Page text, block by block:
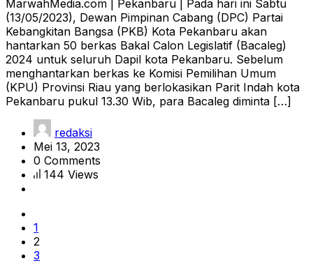
MarwahMedia.com | Pekanbaru | Pada hari ini Sabtu
(13/05/2023), Dewan Pimpinan Cabang (DPC) Partai
Kebangkitan Bangsa (PKB) Kota Pekanbaru akan
hantarkan 50 berkas Bakal Calon Legislatif (Bacaleg)
2024 untuk seluruh Dapil kota Pekanbaru. Sebelum
menghantarkan berkas ke Komisi Pemilihan Umum
(KPU) Provinsi Riau yang berlokasikan Parit Indah kota
Pekanbaru pukul 13.30 Wib, para Bacaleg diminta […]
redaksi
Mei 13, 2023
0 Comments
144 Views
1
2
3